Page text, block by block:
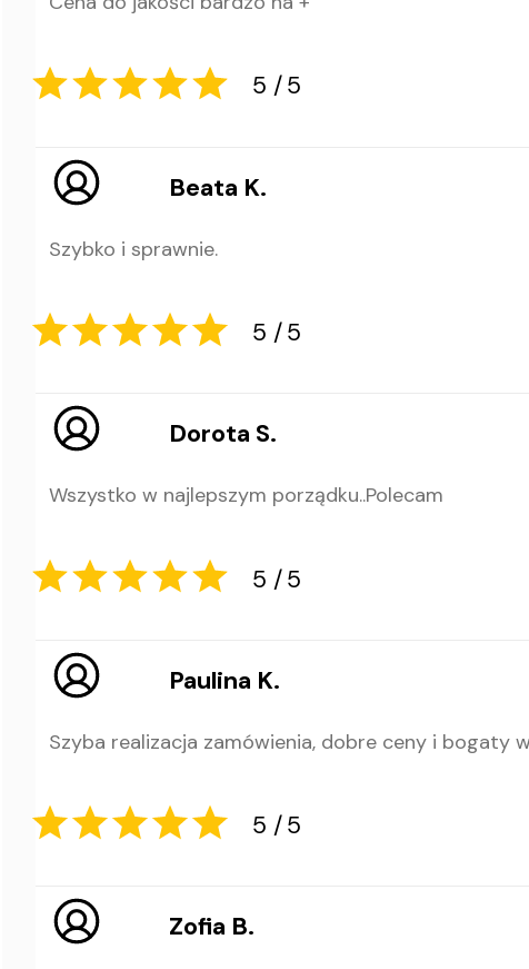
5
Beata K.
Szybko i sprawnie.
5
Dorota S.
Wszystko w najlepszym porządku..Polecam
5
Paulina K.
Szyba realizacja zamówienia, dobre ceny i bogaty
Zofia B.